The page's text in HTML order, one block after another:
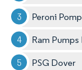
Peroni
Ram Pumps
PSG Dover